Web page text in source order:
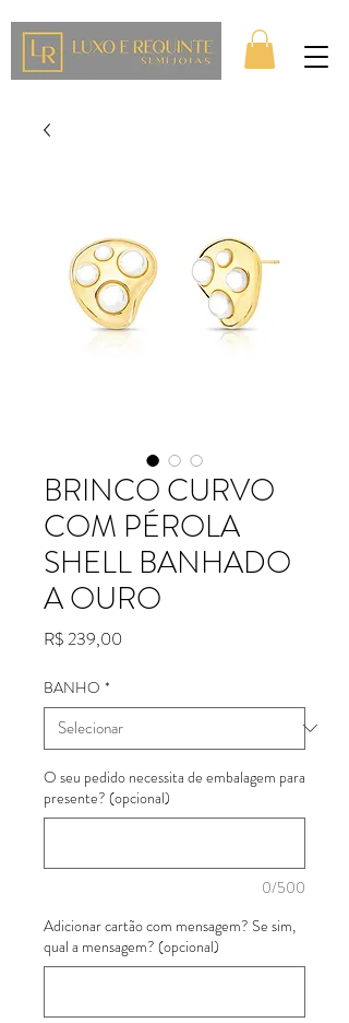
BRINCO CURVO
COM PÉROLA
SHELL BANHADO
A OURO
R$ 239,00
BANHO *
O seu pedido necessita de embalagem para
presente? (opcional)
0/500
Adicionar cartão com mensagem? Se sim,
qual a mensagem? (opcional)